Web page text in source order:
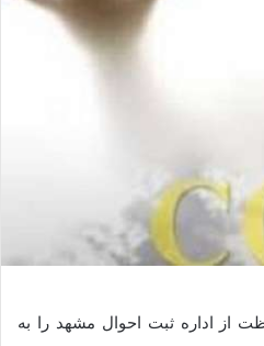
از اداره ثبت احوال مشهد را به